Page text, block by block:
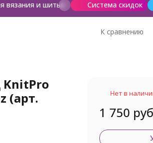
Система скидок
вязания и шитья Шерсть для валяния
К сравнению
KnitPro
(арт.
Нет в
1 750